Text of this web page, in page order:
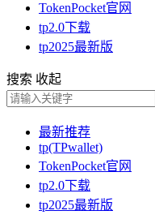
TokenPocket官网
tp2.0下载
tp2025最新版
搜索 收起
最新推荐
tp(TPwallet)
TokenPocket官网
tp2.0下载
tp2025最新版